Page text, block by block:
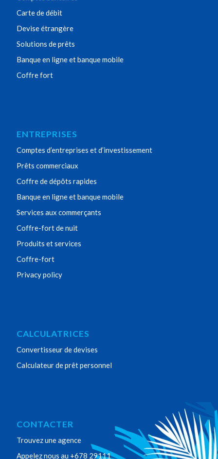
Carte de débit
Devise étrangère
Solutions de prêts
Banque en ligne et banque mobile
Coffre fort
ENTREPRISES
Comptes d’entreprises et d’investissement
Prêts commerciaux
Coffre de dépôts rapides
Banque en ligne et banque mobile
Services aux commerçants
Coffre-fort de nuit
Produits et services
Coffre-fort
Privacy policy
CALCULATRICES
Convertisseur de devises
Calculateur de prêt personnel
CONTACTER
Trouvez une agence
Appelez nous au +678 29111